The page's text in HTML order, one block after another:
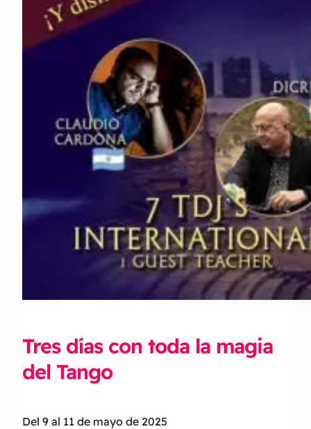
Tres días con toda la magia
del Tango
Del 9 al 11 de mayo de 2025